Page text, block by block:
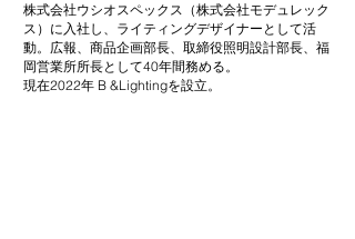
株式会社ウシオスペックス（株式会社モデュレック
ス）に入社し、ライティングデザイナーとして活
動。広報、商品企画部長、取締役照明設計部長、福
岡営業所所長として40年間務める。
現在2022年 B &Lightingを設立。